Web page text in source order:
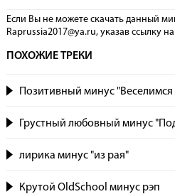
Если Вы не можете скачать данный
Raprussia2017@ya.ru, указав сcылку
ПОХОЖИЕ ТРЕКИ
Позитивный минус
Грустный любовный минус
лирика минус "из рая"
Крутой OldSchool минус рэп